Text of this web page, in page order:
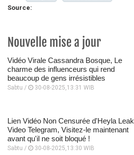
Source:
Nouvelle mise a jour
Vidéo Virale Cassandra Bosque, Le
charme des influenceurs qui rend
beaucoup de gens irrésistibles
Sabtu / 30-08-2025,13:31 WIB
Lien Vidéo Non Censurée d'Heyla Leak
Video Telegram, Visitez-le maintenant
avant qu'il ne soit bloqué !
Sabtu / 30-08-2025,13:30 WIB